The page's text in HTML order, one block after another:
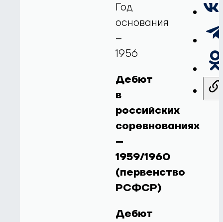
Год
основания
–
1956
Дебют
в
российских
соревнованиях
–
1959/1960
(первенство
РСФСР)
Дебют